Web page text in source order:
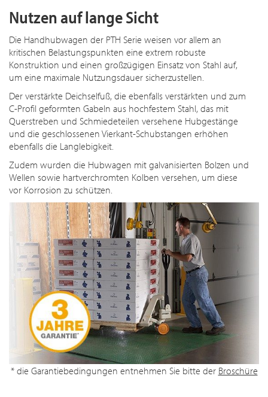
Nutzen auf lange Sicht
Die Handhubwagen der PTH Serie weisen vor allem an
kritischen Belastungspunkten eine extrem robuste
Konstruktion und einen großzügigen Einsatz von Stahl auf,
um eine maximale Nutzungsdauer sicherzustellen.
Der verstärkte Deichselfuß, die ebenfalls verstärkten und zum
C-Profil geformten Gabeln aus hochfestem Stahl, das mit
Querstreben und Schmiedeteilen versehene Hubgestänge
und die geschlossenen Vierkant-Schubstangen erhöhen
ebenfalls die Langlebigkeit.
Zudem wurden die Hubwagen mit galvanisierten Bolzen und
Wellen sowie hartverchromten Kolben versehen, um diese
vor Korrosion zu schützen.
* die Garantiebedingungen entnehmen Sie bitte der Broschüre